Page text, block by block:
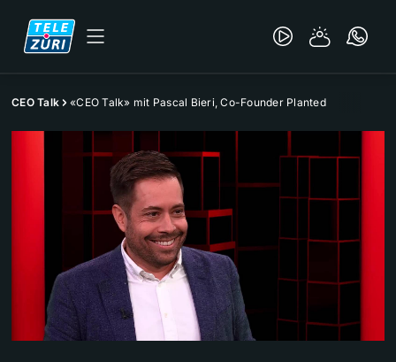
CEO Talk «CEO Talk» mit Pascal Bieri, Co-Founder Planted